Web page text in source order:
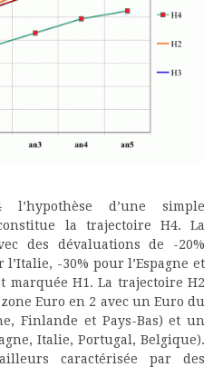
d’une simple
la trajectoire H4. La
des dévaluations de -20%
-30% pour l’Espagne et
marquée H1. La trajectoire H2
Euro en 2 avec un Euro du
Finlande et Pays-Bas) et un
Italie, Portugal, Belgique).
caractérisée par des